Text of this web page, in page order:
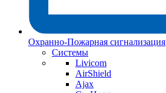
Охранно-Пожарная сигнализация
Системы
Livicom
AirShield
Ajax